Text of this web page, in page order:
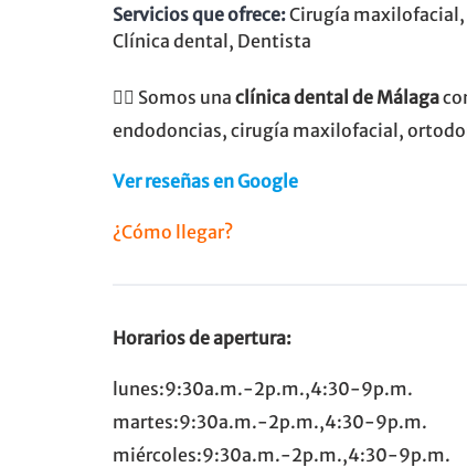
Servicios que ofrece:Cirugía maxilofacial,
Clínica dental, Dentista
👨‍⚕️ Somos una clínica dental de Málaga
endodoncias, cirugía maxilofacial,
Ver reseñas en Google
¿Cómo llegar?
Horarios de apertura:
lunes:9:30a.m.-2p.m.,4:30-9p.m.
martes:9:30a.m.-2p.m.,4:30-9p.m.
miércoles:9:30a.m.-2p.m.,4:30-9p.m.